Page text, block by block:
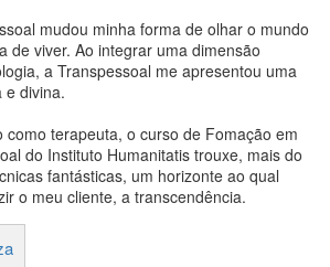
mudou minha forma de olhar o mundo
de viver. Ao integrar uma dimensão
a Transpessoal me apresentou uma
e divina.
como terapeuta, o curso de Fomação em
do Instituto Humanitatis trouxe, mais do
fantásticas, um horizonte ao qual
o meu cliente, a transcendência.